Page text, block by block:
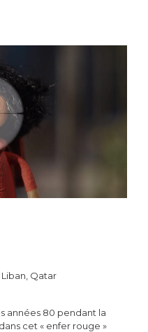
Liban, Qatar
années 80 pendant la
cet « enfer rouge »